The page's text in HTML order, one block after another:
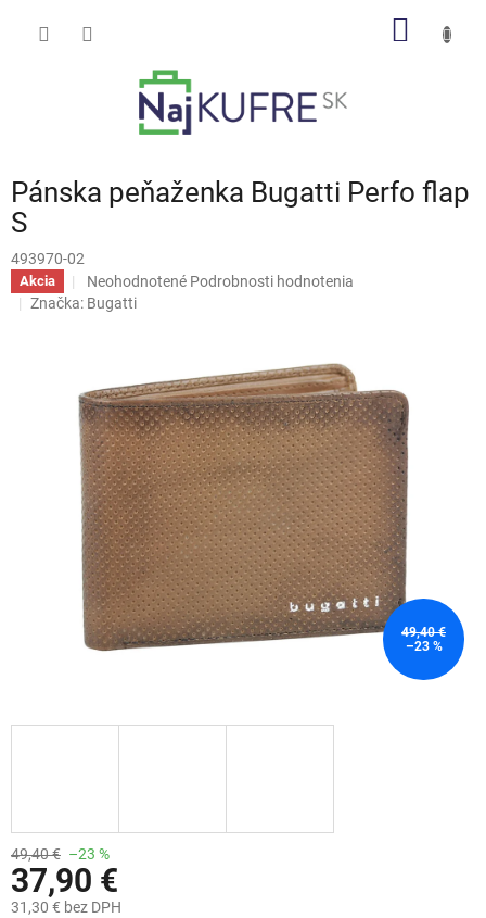
Pánska peňaženka Bugatti Perfo flap
S
493970-02
Akcia
Priemerné
hodnotenie
5
hviezdičiek.
Neohodnotené Podrobnosti hodnotenia
Značka: Bugatti
49,40 €
–23 %
49,40 € –23 %
37,90 €
31,30 € bez DPH